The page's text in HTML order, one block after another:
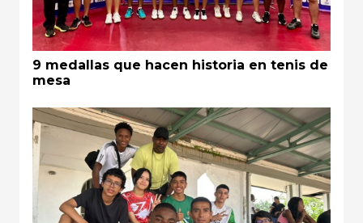
9 medallas que hacen historia en tenis de
mesa